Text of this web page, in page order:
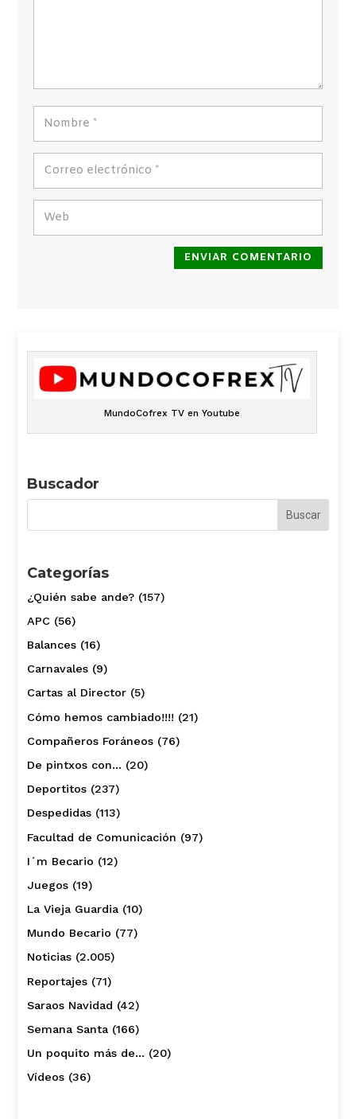
ENVIAR COMENTARIO
MundoCofrex TV en Youtube
Buscador
Categorías
¿Quién sabe ande?(157)
APC(56)
Balances(16)
Carnavales(9)
Cartas al Director(5)
Cómo hemos cambiado!!!! (21)
Compañeros Foráneos(76)
De pintxos con… (20)
Deportitos(237)
Despedidas(113)
Facultad de Comunicación (97)
I´m Becario (12)
Juegos(19)
La Vieja Guardia(10)
Mundo Becario (77)
Noticias(2.005)
Reportajes(71)
Saraos Navidad (42)
Semana Santa(166)
Un poquito más de… (20)
Vídeos(36)